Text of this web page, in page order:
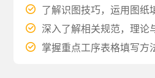
了解识图技巧，运用图纸
深入了解相关规范，理论
掌握重点工序表格填写方